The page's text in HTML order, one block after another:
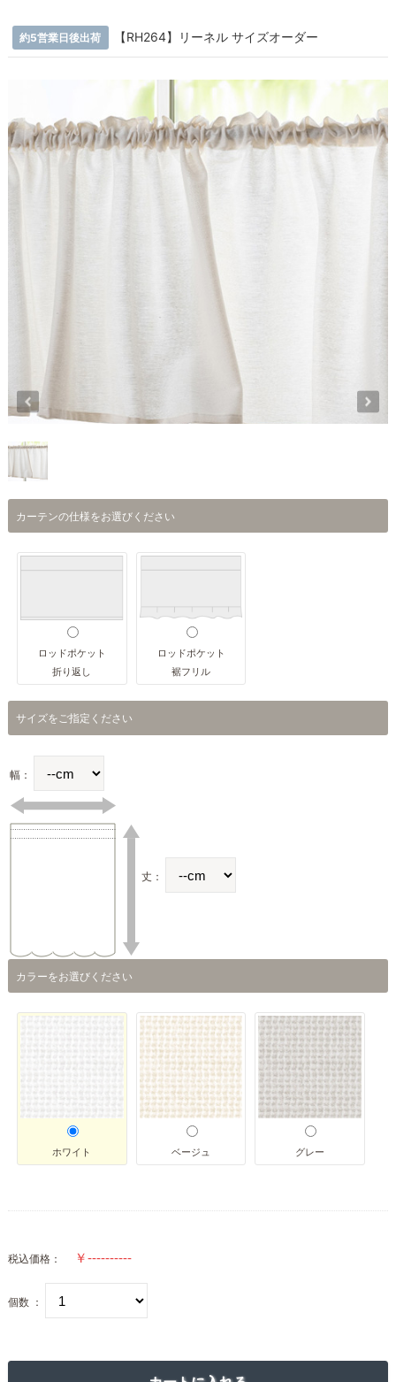
約5営業日後出荷 【RH264】リーネル サイズオーダー
カーテンの仕様をお選びください
ロッドポケット
折り返し
ロッドポケット
裾フリル
サイズをご指定ください
幅：
丈：
カラーをお選びください
ホワイト ベージュ グレー
税込価格：
個数 ：